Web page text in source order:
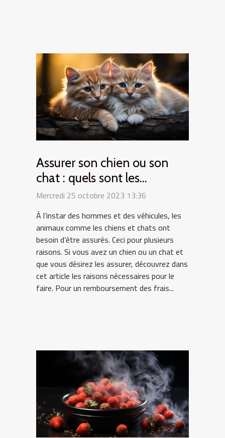
Assurer son chien ou son
chat : quels sont les
intérêts ?
Mercredi 25 octobre 2023 13:36
À l’instar des hommes et des véhicules, les
animaux comme les chiens et chats ont
besoin d’être assurés. Ceci pour plusieurs
raisons. Si vous avez un chien ou un chat et
que vous désirez les assurer, découvrez dans
cet article les raisons nécessaires pour le
faire. Pour un remboursement des frais...